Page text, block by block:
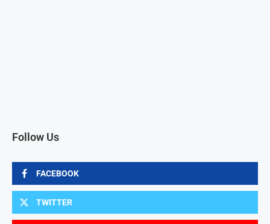
Follow Us
FACEBOOK
TWITTER